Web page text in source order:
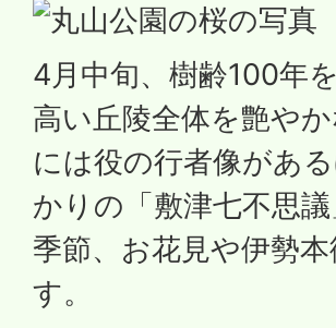
4月中旬、樹齢100年
高い丘陵全体を艶や
には役の行者像があ
かりの「敷津七不思
季節、お花見や伊勢
す。